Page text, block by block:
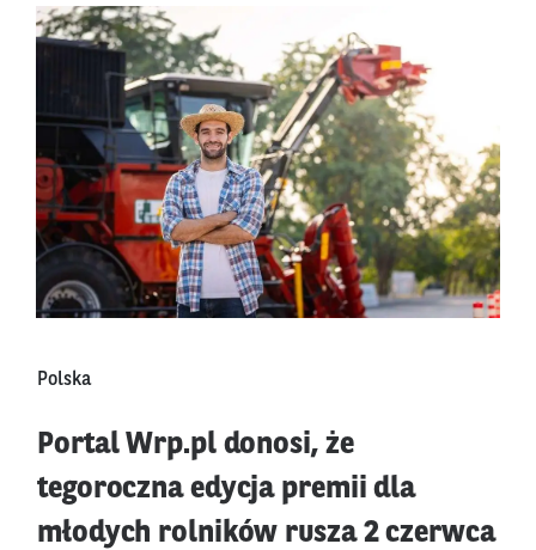
Polska
Portal Wrp.pl donosi, że
tegoroczna edycja premii dla
młodych rolników rusza 2 czerwca